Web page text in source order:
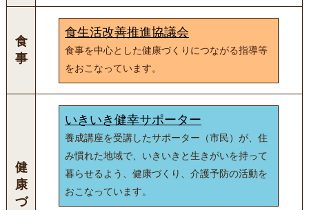
食
事
食生活改善推進協議会
食事を中心とした健康づくりにつながる指導等
をおこなっています。
健
康
づ
いきいき健幸サポーター
養成講座を受講したサポーター（市民）が、住
み慣れた地域で、いきいきと生きがいを持って
暮らせるよう、健康づくり、介護予防の活動を
おこなっています。